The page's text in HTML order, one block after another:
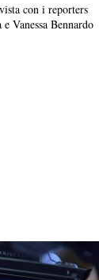
con i reporters
Vanessa Bennardo